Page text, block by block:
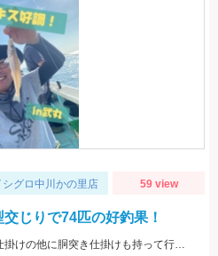
シグロ中川かの里店 59 view
じりで74匹の好釣果！
状況に応じて仕掛けを交換。天秤仕掛けの他に胴突き仕掛けも持って行った方が釣果を伸ばせます